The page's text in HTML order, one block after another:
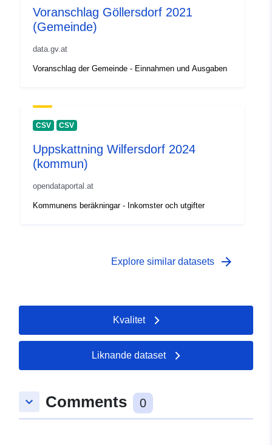
Voranschlag Göllersdorf 2021
(Gemeinde)
data.gv.at
Voranschlag der Gemeinde - Einnahmen und Ausgaben
CSV CSV
Uppskattning Wilfersdorf 2024
(kommun)
opendataportal.at
Kommunens beräkningar - Inkomster och utgifter
Explore similar datasets arrow_forward
Kvalitet
Liknande dataset
keyboard_arrow_down Comments 0